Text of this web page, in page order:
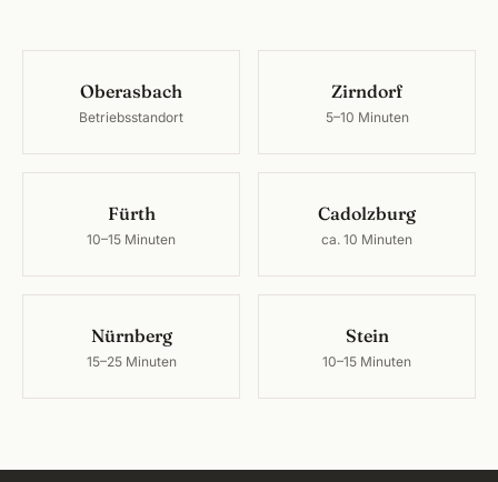
Oberasbach
Betriebsstandort
Zirndorf
5–10 Minuten
Fürth
10–15 Minuten
Cadolzburg
ca. 10 Minuten
Nürnberg
15–25 Minuten
Stein
10–15 Minuten